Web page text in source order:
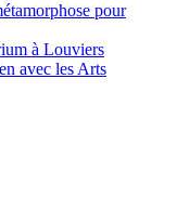
pour
à Louviers
avec les Arts